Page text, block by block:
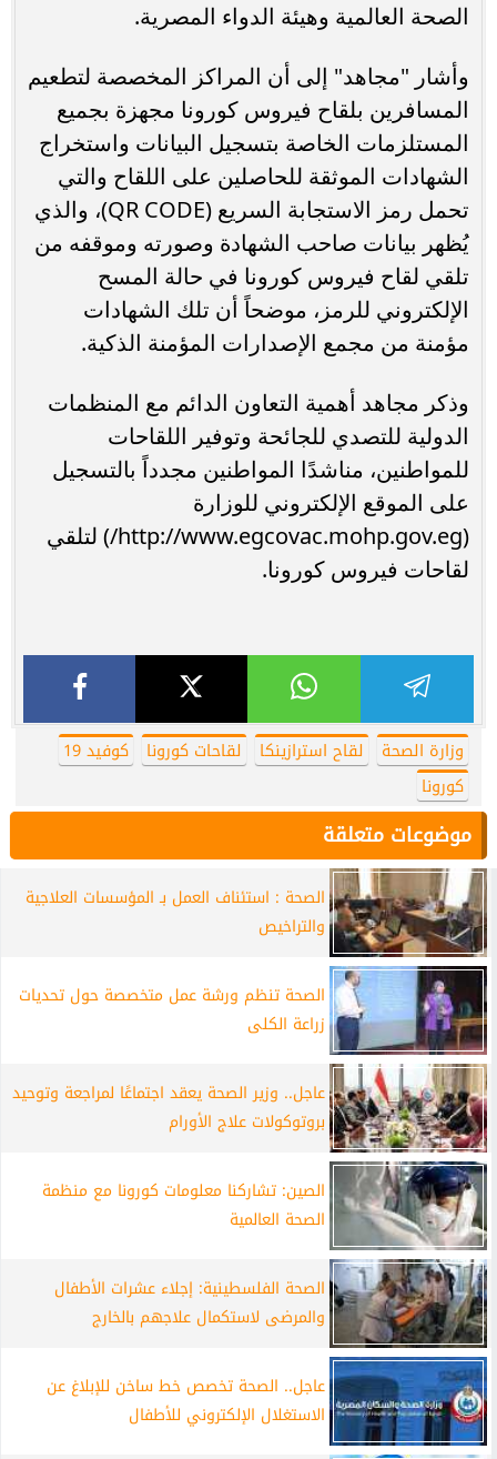
الصحة العالمية وهيئة الدواء المصرية.
وأشار "مجاهد" إلى أن المراكز المخصصة لتطعيم
المسافرين بلقاح فيروس كورونا مجهزة بجميع
المستلزمات الخاصة بتسجيل البيانات واستخراج
الشهادات الموثقة للحاصلين على اللقاح والتي
تحمل رمز الاستجابة السريع (QR CODE)، والذي
يُظهر بيانات صاحب الشهادة وصورته وموقفه من
تلقي لقاح فيروس كورونا في حالة المسح
الإلكتروني للرمز، موضحاً أن تلك الشهادات
مؤمنة من مجمع الإصدارات المؤمنة الذكية.
وذكر مجاهد أهمية التعاون الدائم مع المنظمات
الدولية للتصدي للجائحة وتوفير اللقاحات
للمواطنين، مناشدًا المواطنين مجدداً بالتسجيل
على الموقع الإلكتروني للوزارة
(http://www.egcovac.mohp.gov.eg/) لتلقي
لقاحات فيروس كورونا.
وزارة الصحة لقاح استرازينكا لقاحات كورونا
كوفيد 19
كورونا
موضوعات متعلقة
الصحة : استئناف العمل بـ المؤسسات العلاجية
والتراخيص
الصحة تنظم ورشة عمل متخصصة حول تحديات
زراعة الكلى
عاجل.. وزير الصحة يعقد اجتماعًا لمراجعة وتوحيد
بروتوكولات علاج الأورام
الصين: تشاركنا معلومات كورونا مع منظمة
الصحة العالمية
الصحة الفلسطينية: إجلاء عشرات الأطفال
والمرضى لاستكمال علاجهم بالخارج
عاجل.. الصحة تخصص خط ساخن للإبلاغ عن
الاستغلال الإلكتروني للأطفال